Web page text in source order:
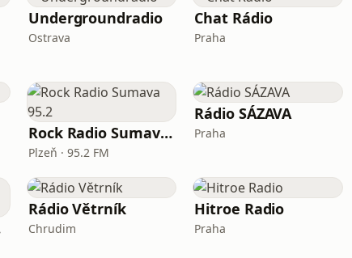
Undergroundradio
Ostrava
Chat Rádio
Praha
Rock Radio Sumava 95.2
Plzeň · 95.2 FM
Rádio SÁZAVA
Praha
Rádio Větrník
Chrudim
Hitroe Radio
Praha